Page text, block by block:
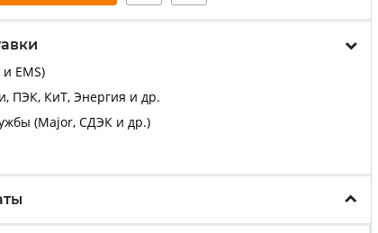
EMS)
ПЭК, КиТ, Энергия и др.
(Major, СДЭК и др.)